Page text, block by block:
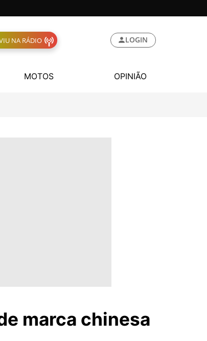
NA RÁDIO LOGIN
MOTOS OPINIÃO
marca chinesa